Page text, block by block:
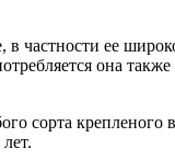
в частности ее
она
сорта